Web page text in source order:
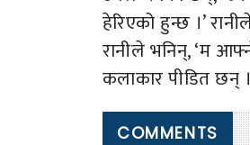
हेरिएको हुन्छ ।’
रानीले भनिन्, ‘म
कलाकार पीडित छन्
COMMENTS